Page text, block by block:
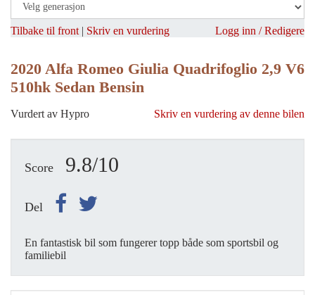
Tilbake til front | Skriv en vurdering Logg inn / Redigere
2020 Alfa Romeo Giulia Quadrifoglio 2,9 V6
510hk Sedan Bensin
Vurdert av Hypro Skriv en vurdering av denne bilen
Score 9.8/10
Del
En fantastisk bil som fungerer topp både som sportsbil og
familiebil